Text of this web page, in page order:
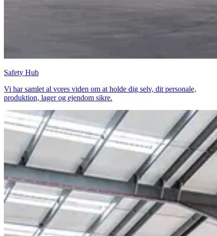
Safety Hub
Vi har samlet al vores viden om at holde dig selv, dit personale,
produktion, lager og ejendom sikre.